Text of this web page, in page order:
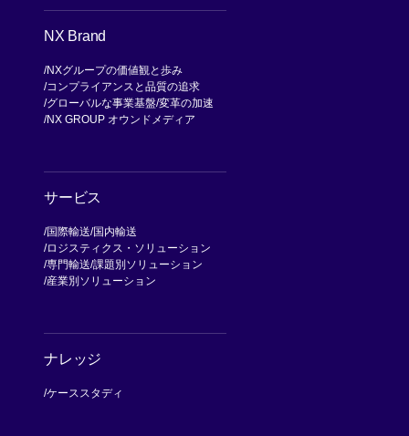
NX Brand
NXグループの価値観と歩み
コンプライアンスと品質の追求
グローバルな事業基盤 変革の加速
NX GROUP オウンドメディア
サービス
国際輸送 国内輸送
ロジスティクス・ソリューション
専門輸送 課題別ソリューション
産業別ソリューション
ナレッジ
ケーススタディ